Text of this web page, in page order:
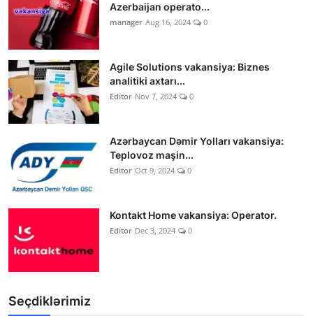
Azerbaijan operato...
manager Aug 16, 2024 0
Agile Solutions vakansiya: Biznes
analitiki axtarı...
Editor Nov 7, 2024 0
Azərbaycan Dəmir Yolları vakansiya:
Teplovoz maşin...
Editor Oct 9, 2024 0
Kontakt Home vakansiya: Operator.
Editor Dec 3, 2024 0
Seçdiklərimiz